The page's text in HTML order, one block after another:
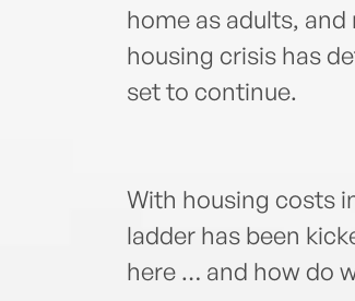
home as adults,
housing crisis has
set to continue.
With housing costs
ladder has been
here … and how do